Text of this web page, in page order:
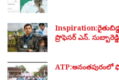
Inspiration:రైతుబిడ్డ
ప్రొఫెసర్ ఎన్.
ATP:అనంతపురంలో